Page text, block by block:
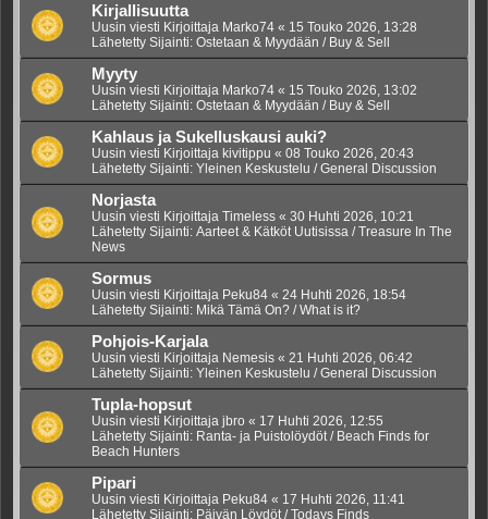
Kirjallisuutta
Uusin viesti Kirjoittaja Marko74 « 15 Touko 2026, 13:28
Lähetetty Sijainti: Ostetaan & Myydään / Buy & Sell
Myyty
Uusin viesti Kirjoittaja Marko74 « 15 Touko 2026, 13:02
Lähetetty Sijainti: Ostetaan & Myydään / Buy & Sell
Kahlaus ja Sukelluskausi auki?
Uusin viesti Kirjoittaja kivitippu « 08 Touko 2026, 20:43
Lähetetty Sijainti: Yleinen Keskustelu / General Discussion
Norjasta
Uusin viesti Kirjoittaja Timeless « 30 Huhti 2026, 10:21
Lähetetty Sijainti: Aarteet & Kätköt Uutisissa / Treasure In The
News
Sormus
Uusin viesti Kirjoittaja Peku84 « 24 Huhti 2026, 18:54
Lähetetty Sijainti: Mikä Tämä On? / What is it?
Pohjois-Karjala
Uusin viesti Kirjoittaja Nemesis « 21 Huhti 2026, 06:42
Lähetetty Sijainti: Yleinen Keskustelu / General Discussion
Tupla-hopsut
Uusin viesti Kirjoittaja jbro « 17 Huhti 2026, 12:55
Lähetetty Sijainti: Ranta- ja Puistolöydöt / Beach Finds for
Beach Hunters
Pipari
Uusin viesti Kirjoittaja Peku84 « 17 Huhti 2026, 11:41
Lähetetty Sijainti: Päivän Löydöt / Todays Finds